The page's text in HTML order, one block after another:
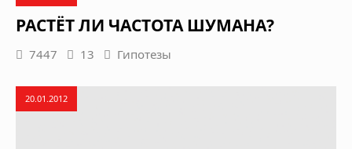
РАСТЁТ ЛИ ЧАСТОТА ШУМАНА?
7447 13 Гипотезы
20.01.2012